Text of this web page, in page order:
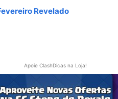
Revelado
Apoie ClashDicas na Loja!